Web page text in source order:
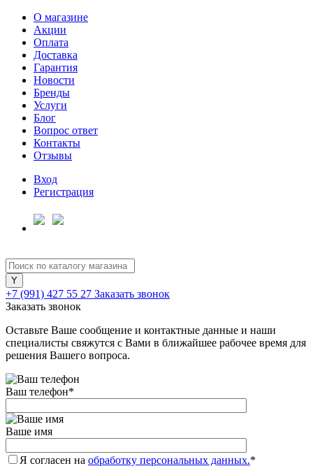
О магазине
Акции
Оплата
Доставка
Гарантия
Новости
Бренды
Услуги
Блог
Вопрос ответ
Контакты
Отзывы
Вход
Регистрация
+7 (991) 427 55 27 Заказать звонок
Заказать звонок
Оставьте Ваше сообщение и контактные данные и наши
специалисты свяжутся с Вами в ближайшее рабочее время для
решения Вашего вопроса.
Ваш телефон*
Ваше имя
Я согласен на обработку персональных данных.*
Для клиентов всех банков
Разбейте
оплатуна части
без переплат
График платежей
Сегодня
25%
Добавляйте товары
в корзину
Оплачивайте сегодня только
25% картой любого банка
Получайте товар